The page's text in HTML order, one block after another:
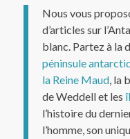
Nous vous
d’articles sur
blanc. Partez à la
péninsule
la Reine Maud, la
de Weddell et les
l’histoire du
l’homme, son